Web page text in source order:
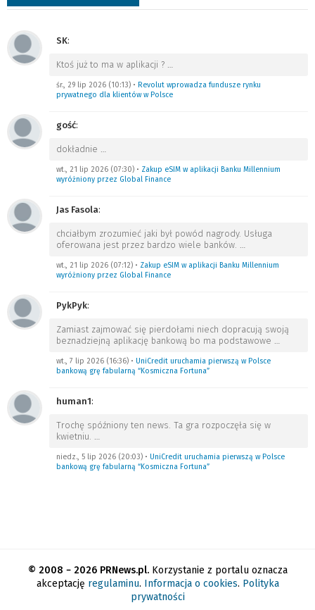
SK:
Ktoś już to ma w aplikacji ? …
śr., 29 lip 2026 (10:13) • Revolut wprowadza fundusze rynku
prywatnego dla klientów w Polsce
gość:
dokładnie …
wt., 21 lip 2026 (07:30) • Zakup eSIM w aplikacji Banku Millennium
wyróżniony przez Global Finance
Jas Fasola:
chciałbym zrozumieć jaki był powód nagrody. Usługa
oferowana jest przez bardzo wiele banków. …
wt., 21 lip 2026 (07:12) • Zakup eSIM w aplikacji Banku Millennium
wyróżniony przez Global Finance
PykPyk:
Zamiast zajmować się pierdołami niech dopracują swoją
beznadziejną aplikację bankową bo ma podstawowe …
wt., 7 lip 2026 (16:36) • UniCredit uruchamia pierwszą w Polsce
bankową grę fabularną “Kosmiczna Fortuna”
human1:
Trochę spóźniony ten news. Ta gra rozpoczęła się w
kwietniu. …
niedz., 5 lip 2026 (20:03) • UniCredit uruchamia pierwszą w Polsce
bankową grę fabularną “Kosmiczna Fortuna”
© 2008 − 2026 PRNews.pl.Korzystanie z portalu oznacza
akceptację regulaminu. Informacja o cookies. Polityka
prywatności